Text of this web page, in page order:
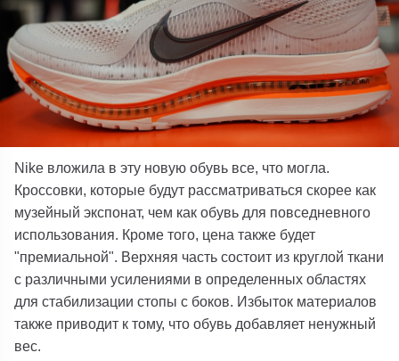
Nike вложила в эту новую обувь все, что могла.
Кроссовки, которые будут рассматриваться скорее как
музейный экспонат, чем как обувь для повседневного
использования. Кроме того, цена также будет
"премиальной". Верхняя часть состоит из круглой ткани
с различными усилениями в определенных областях
для стабилизации стопы с боков. Избыток материалов
также приводит к тому, что обувь добавляет ненужный
вес.